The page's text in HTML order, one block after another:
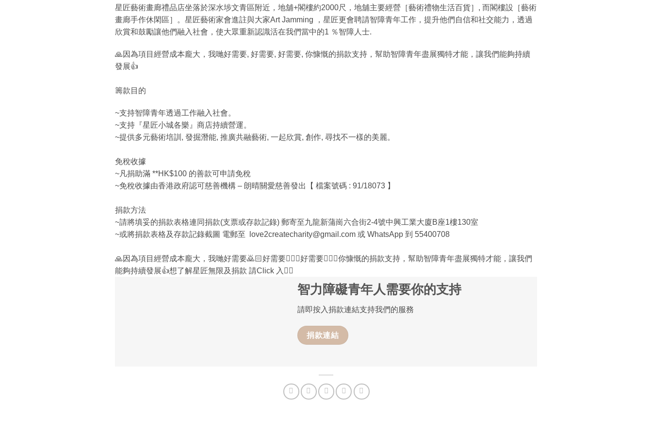
星匠藝術畫廊禮品店坐落於深水埗文青區附近，地舖+閣樓約2000尺，地舖主要經營［藝術禮物生活百貨］, 而閣樓設［藝術
畫廊手作休閑區］。星匠藝術家會進註與大家Art Jamming ，星匠更會聘請智障青年工作，提升他們自信和社交能力，透過
欣賞和鼓勵讓他們融入社會，使大眾重新認識活在我們當中的1 ％智障人士.
🙏因為項目經營成本龐大，我哋好需要, 好需要, 好需要, 你慷慨的捐款支持，幫助智障青年盡展獨特才能，讓我們能夠持續
發展👍
籌款目的
~支持智障青年透過工作融入社會。
~支持『星匠小城各樂』商店持續營運。
~提供多元藝術培訓, 發掘潛能, 推廣共融藝術, 一起欣賞, 創作, 尋找不一樣的美麗。
免稅收據
~凡捐助滿 **HK$100 的善款可申請免稅
~免稅收據由香港政府認可慈善機構 – 朗晴關愛慈善發出【 檔案號碼 : 91/18073 】
捐款方法
~請將填妥的捐款表格連同捐款(支票或存款記錄) 郵寄至九龍新蒲崗六合街2-4號中興工業大廈B座1樓130室
~或將捐款表格及存款記錄截圖 電郵至 love2createcharity@gmail.com 或 WhatsApp 到 55400708
🙏因為項目經營成本龐大，我哋好需要🙇🏻好需要🙇🏻‍♀️好需要🙇🏻‍♂️你慷慨的捐款支持，幫助智障青年盡展獨特才能，讓我們
能夠持續發展👍想了解星匠無限及捐款 請Click 入👉🏻
智力障礙青年人需要你的支持
請即按入捐款連結支持我們的服務
捐款連結